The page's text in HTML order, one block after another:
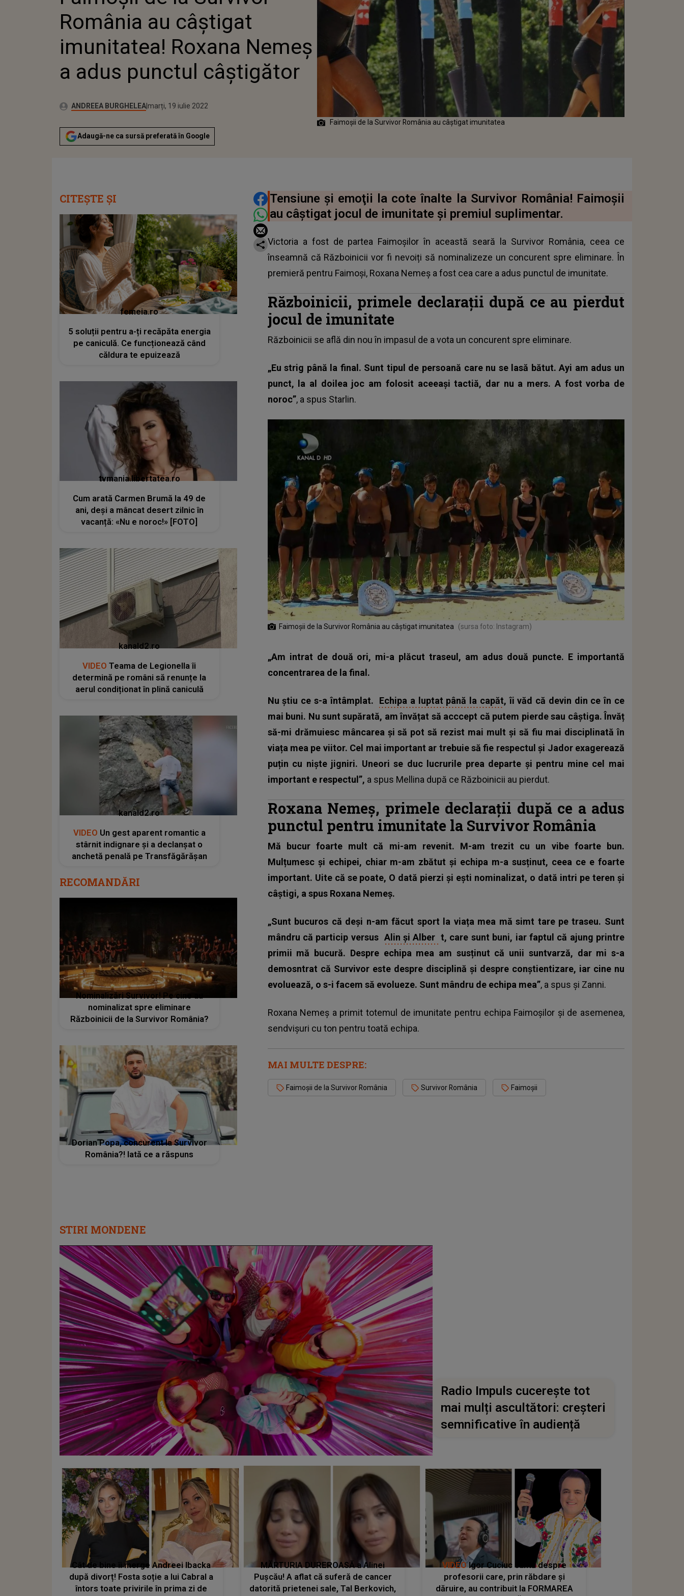
ADUS PUNCTUL CÂŞTIGĂTOR
România au câştigat
imunitatea! Roxana Nemeş
a adus punctul câştigător
Autor:ANDREEA BURGHELEAPublicat:
vineri, 5 februarie 2021
Actualizat:
marți, 19 iulie 2022
Adaugă-ne ca sursă preferată în Google
Faimoşii de la Survivor România au câştigat imunitatea
DISTRIBUIE ARTICOLUL
Tensiune şi emoţii la cote înalte la Survivor România! Faimoşii
au câştigat jocul de imunitate şi premiul suplimentar.
Victoria a fost de partea Faimoșilor în această seară la Survivor România, ceea ce
înseamnă că Războinicii vor fi nevoiți să nominalizeze un concurent spre eliminare. În
premieră pentru Faimoși, Roxana Nemeș a fost cea care a adus punctul de imunitate.
Războinicii, primele declarații după ce au pierdut
jocul de imunitate
Războinicii se află din nou în impasul de a vota un concurent spre eliminare.
„Eu strig până la final. Sunt tipul de persoană care nu se lasă bătut. Ayi am adus un
punct, la al doilea joc am folosit aceeaşi tactiă, dar nu a mers. A fost vorba de
noroc”, a spus Starlin.
Faimoşii de la Survivor România au câştigat imunitatea (sursa foto: Instagram)
„Am intrat de două ori, mi-a plăcut traseul, am adus două puncte. E importantă
concentrarea de la final.
Nu știu ce s-a întâmplat. Echipa a luptat până la capăt, îi văd că devin din ce în ce
mai buni. Nu sunt supărată, am învățat să acccept că putem pierde sau câștiga. Învăț
să-mi drămuiesc mâncarea și să pot să rezist mai mult și să fiu mai disciplinată în
viața mea pe viitor. Cel mai important ar trebuie să fie respectul și Jador exagerează
puțin cu niște jigniri. Uneori se duc lucrurile prea departe și pentru mine cel mai
important e respectul”, a spus Mellina după ce Războinicii au pierdut.
Roxana Nemeș, primele declarații după ce a adus
punctul pentru imunitate la Survivor România
Mă bucur foarte mult că mi-am revenit. M-am trezit cu un vibe foarte bun.
Mulțumesc și echipei, chiar m-am zbătut și echipa m-a susținut, ceea ce e foarte
important. Uite că se poate, O dată pierzi și ești nominalizat, o dată intri pe teren și
câștigi, a spus Roxana Nemeș.
„Sunt bucuros că deși n-am făcut sport la viața mea mă simt tare pe traseu. Sunt
mândru că particip versus Alin și Alber t, care sunt buni, iar faptul că ajung printre
primii mă bucură. Despre echipa mea am susținut că unii suntvarză, dar mi s-a
demosntrat că Survivor este despre disciplină și despre conștientizare, iar cine nu
evoluează, o s-i facem să evolueze. Sunt mândru de echipa mea”, a spus și Zanni.
Roxana Nemeș a primit totemul de imunitate pentru echipa Faimoșilor și de asemenea,
sendvișuri cu ton pentru toată echipa.
MAI MULTE DESPRE:
Faimoşii de la Survivor România Survivor România Faimoșii
CITEȘTE ȘI
femeia.ro
5 soluții pentru a-ți recăpăta energia
pe caniculă. Ce funcționează când
căldura te epuizează
tvmania.libertatea.ro
Cum arată Carmen Brumă la 49 de
ani, deși a mâncat desert zilnic în
vacanță: «Nu e noroc!» [FOTO]
kanald2.ro
VIDEO Teama de Legionella îi
determină pe români să renunțe la
aerul condiționat în plină caniculă
kanald2.ro
VIDEO Un gest aparent romantic a
stârnit indignare și a declanșat o
anchetă penală pe Transfăgărășan
RECOMANDĂRI
Nominalizări Survivor! Pe cine au
nominalizat spre eliminare
Războinicii de la Survivor România?
Dorian Popa, concurent la Survivor
România?! Iată ce a răspuns
STIRI MONDENE
Radio Impuls cucerește tot
mai mulți ascultători: creșteri
semnificative în audiență
Cât de bine îi merge Andreei Ibacka
după divorț! Fosta soție a lui Cabral a
întors toate privirile în prima zi de
MĂRTURIA DUREROASĂ a Alinei
Pușcău! A aflat că suferă de cancer
datorită prietenei sale, Tal Berkovich,
VIDEOIgor Cuciuc cântă despre
profesorii care, prin răbdare și
dăruire, au contribuit la FORMAREA